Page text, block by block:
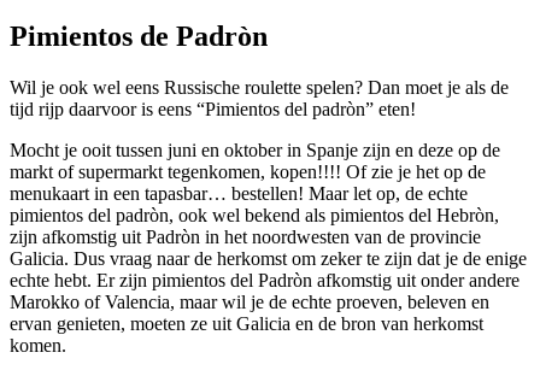
Pimientos de Padròn
Wil je ook wel eens Russische roulette spelen? Dan moet je als de
tijd rijp daarvoor is eens “Pimientos del padròn” eten!
Mocht je ooit tussen juni en oktober in Spanje zijn en deze op de
markt of supermarkt tegenkomen, kopen!!!! Of zie je het op de
menukaart in een tapasbar… bestellen! Maar let op, de echte
pimientos del padròn, ook wel bekend als pimientos del Hebròn,
zijn afkomstig uit Padròn in het noordwesten van de provincie
Galicia. Dus vraag naar de herkomst om zeker te zijn dat je de enige
echte hebt. Er zijn pimientos del Padròn afkomstig uit onder andere
Marokko of Valencia, maar wil je de echte proeven, beleven en
ervan genieten, moeten ze uit Galicia en de bron van herkomst
komen.